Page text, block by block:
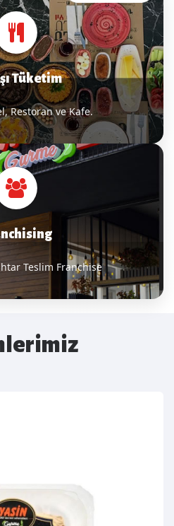
Tüketim
Restoran ve Kafe.
Teslim Franchise